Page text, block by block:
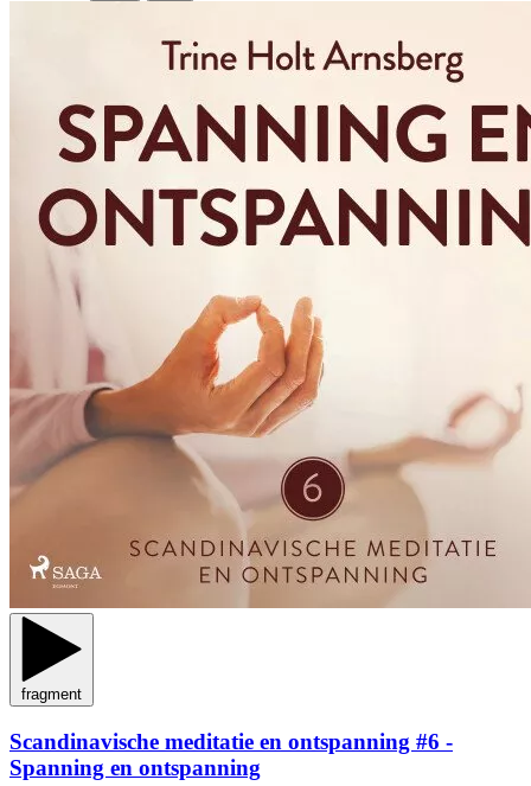
fragment
Scandinavische meditatie en ontspanning #6 -
Spanning en ontspanning